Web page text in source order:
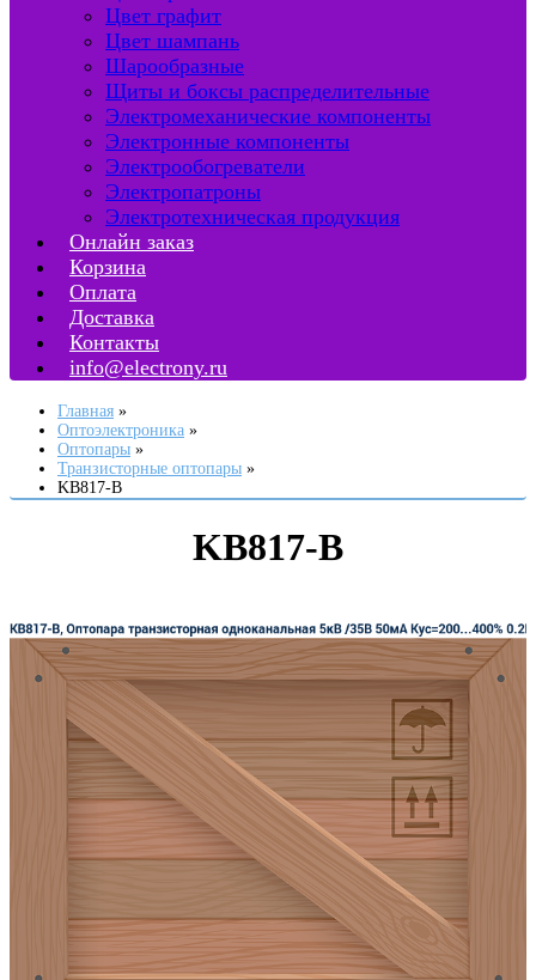
Цвет графит
Цвет шампань
Шарообразные
Щиты и боксы распределительные
Электромеханические компоненты
Электронные компоненты
Электрообогреватели
Электропатроны
Электротехническая продукция
Онлайн заказ
Корзина
Оплата
Доставка
Контакты
info@electrony.ru
Главная
Оптоэлектроника
Оптопары
Транзисторные оптопары
KB817-B
KB817-B